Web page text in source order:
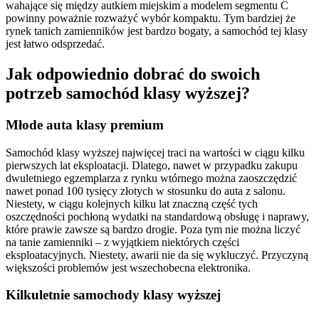
wahające się między autkiem miejskim a modelem segmentu C
powinny poważnie rozważyć wybór kompaktu. Tym bardziej że
rynek tanich zamienników jest bardzo bogaty, a samochód tej klasy
jest łatwo odsprzedać.
Jak odpowiednio dobrać do swoich
potrzeb samochód klasy wyższej?
Młode auta klasy premium
Samochód klasy wyższej najwięcej traci na wartości w ciągu kilku
pierwszych lat eksploatacji. Dlatego, nawet w przypadku zakupu
dwuletniego egzemplarza z rynku wtórnego można zaoszczędzić
nawet ponad 100 tysięcy złotych w stosunku do auta z salonu.
Niestety, w ciągu kolejnych kilku lat znaczną część tych
oszczędności pochłoną wydatki na standardową obsługę i naprawy,
które prawie zawsze są bardzo drogie. Poza tym nie można liczyć
na tanie zamienniki – z wyjątkiem niektórych części
eksploatacyjnych. Niestety, awarii nie da się wykluczyć. Przyczyną
większości problemów jest wszechobecna elektronika.
Kilkuletnie samochody klasy wyższej